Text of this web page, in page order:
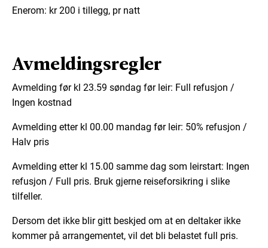
Enerom: kr 200 i tillegg, pr natt
Avmeldingsregler
Avmelding før kl 23.59 søndag før leir: Full refusjon /
Ingen kostnad
Avmelding etter kl 00.00 mandag før leir: 50% refusjon /
Halv pris
Avmelding etter kl 15.00 samme dag som leirstart: Ingen
refusjon / Full pris. Bruk gjerne reiseforsikring i slike
tilfeller.
Dersom det ikke blir gitt beskjed om at en deltaker ikke
kommer på arrangementet, vil det bli belastet full pris.